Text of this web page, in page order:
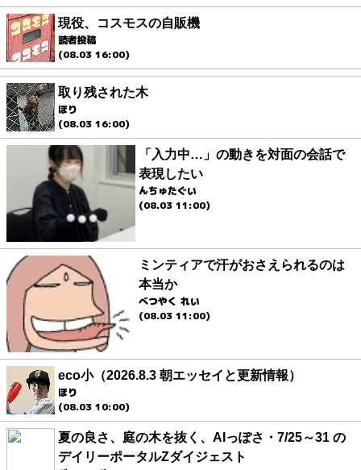
現役、コスモスの自販機
読者投稿
(08.03 16:00)
取り残された木
ほり
(08.03 16:00)
「入力中…」の動きを対面の会話で
表現したい
んちゅたぐい
(08.03 11:00)
ミンティアで汗がおさえられるのは
本当か
べつやく れい
(08.03 11:00)
eco小（2026.8.3 朝エッセイと更新情報）
ほり
(08.03 10:00)
夏の良さ、庭の木を抜く、AIっぽさ・7/25～31 の
デイリーポータルZダイジェスト